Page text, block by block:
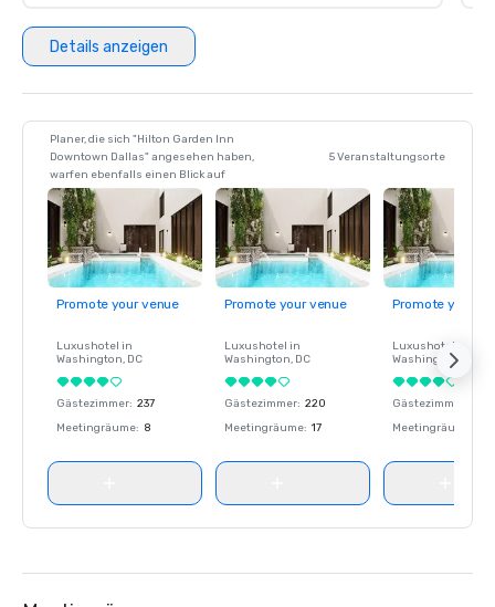
Details anzeigen
Planer, die sich "Hilton Garden Inn
Downtown Dallas" angesehen haben,
warfen ebenfalls einen Blick auf
5 Veranstaltungsorte
Promote your venue
Luxushotel in
Washington, DC
Gästezimmer: 237
Meetingräume: 8
Promote your venue
Luxushotel in
Washington, DC
Gästezimmer: 220
Meetingräume: 17
Promote your
Luxushotel in
Washington
Gästezimmer
Meetingräume